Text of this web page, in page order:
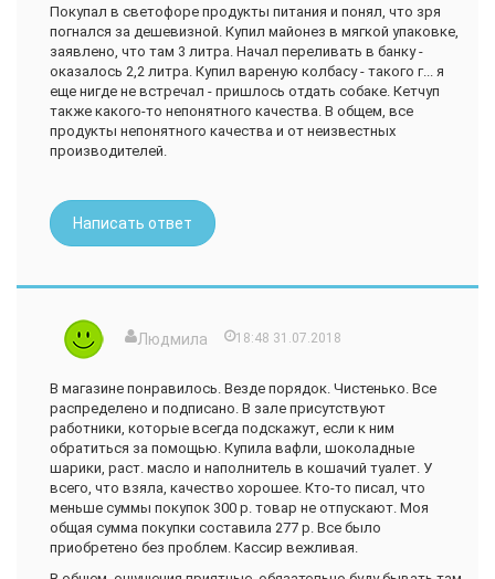
Покупал в светофоре продукты питания и понял, что зря
погнался за дешевизной. Купил майонез в мягкой упаковке,
заявлено, что там 3 литра. Начал переливать в банку -
оказалось 2,2 литра. Купил вареную колбасу - такого г... я
еще нигде не встречал - пришлось отдать собаке. Кетчуп
также какого-то непонятного качества. В общем, все
продукты непонятного качества и от неизвестных
производителей.
Написать ответ
Людмила 18:48 31.07.2018
В магазине понравилось. Везде порядок. Чистенько. Все
распределено и подписано. В зале присутствуют
работники, которые всегда подскажут, если к ним
обратиться за помощью. Купила вафли, шоколадные
шарики, раст. масло и наполнитель в кошачий туалет. У
всего, что взяла, качество хорошее. Кто-то писал, что
меньше суммы покупок 300 р. товар не отпускают. Моя
общая сумма покупки составила 277 р. Все было
приобретено без проблем. Кассир вежливая.